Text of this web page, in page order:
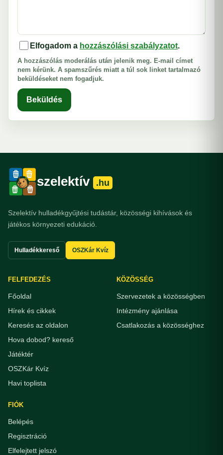
Elfogadom a hozzászólási szabályzatot.
A hozzászólás moderálás után jelenik meg. E-mail címet
nem kérünk. A spamszűrés miatt a túl sok linket tartalmazó
beküldéseket nem fogadjuk.
Beküldés
szelektív .hu
Szelektív hulladékgyűjtési tudástár, közösségi kihívások és
játékos környezeti edukáció.
Hulladékkereső OSZKár Kvíz
FELFEDEZÉS
Főoldal
Hírek és cikkek
Keresés az oldalon
Hova dobod? kereső
Játéktér
OSZKár Kvíz
Havi toplista
KÖZÖSSÉG
Szervezetek a közösségben
Intézmény ajánlása
Csatlakozás a közösséghez
FIÓK
Belépés
Regisztráció
Elfelejtett jelszó